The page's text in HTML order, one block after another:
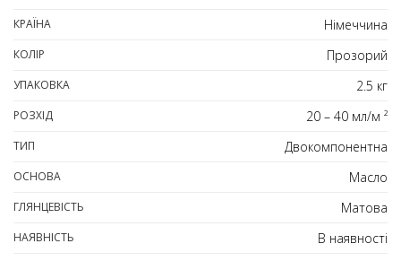
КРАЇНА Німеччина
КОЛІР Прозорий
УПАКОВКА 2.5 кг
РОЗХІД 20 – 40 мл/м ²
ТИП Двокомпонентна
ОСНОВА Масло
ГЛЯНЦЕВІСТЬ Матова
НАЯВНІСТЬ В наявності